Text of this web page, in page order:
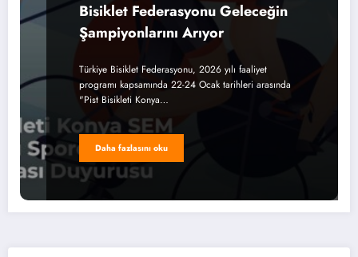
Bisiklet Federasyonu Geleceğin
Şampiyonlarını Arıyor
Türkiye Bisiklet Federasyonu, 2026 yılı faaliyet
programı kapsamında 22-24 Ocak tarihleri arasında
"Pist Bisikleti Konya…
Daha fazlasını oku